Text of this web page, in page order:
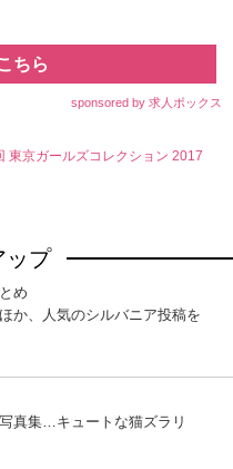
ちら
sponsored by 求人ボックス
東京ガールズコレクション 2017
ップ
め
か、人気のシルバニア投稿を
真集…キュートな猫ズラリ